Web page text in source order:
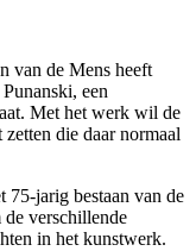
van de Mens heeft
een
Met het werk wil de
die daar normaal
75-jarig bestaan van de
verschillende
in het kunstwerk.